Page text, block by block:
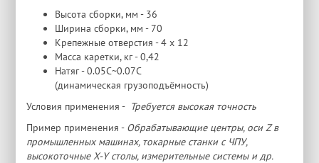
Высота сборки, мм - 36
Ширина сборки, мм - 70
Крепежные отверстия - 4 х 12
Масса каретки, кг - 0,42
Натяг - 0.05C~0.07C
(динамическая грузоподъёмность)
Условия применения - Требуется высокая точность
Пример применения - Обрабатывающие центры, оси Z в
промышленных машинах, токарные станки с ЧПУ,
высокоточные X-Y столы, измерительные системы и др.